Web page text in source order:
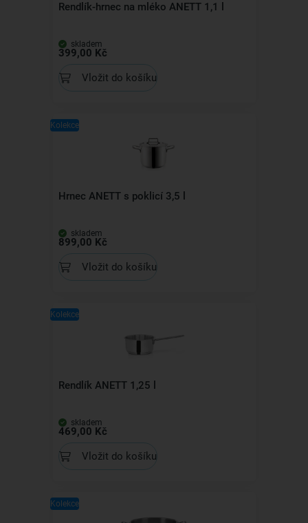
Rendlík-hrnec na mléko ANETT 1,1 l
skladem
399,00 Kč
Vložit do košíku
Kolekce
Hrnec ANETT s poklicí 3,5 l
skladem
899,00 Kč
Vložit do košíku
Kolekce
Rendlík ANETT 1,25 l
skladem
469,00 Kč
Vložit do košíku
Kolekce